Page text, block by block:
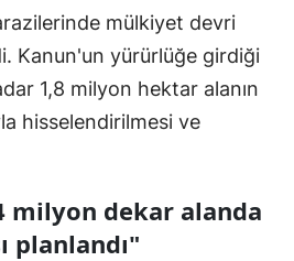
Tunceli
Şanlıurfa
Uşak
Zonguldak
mülkiyet devri
Kanun'un yürürlüğe girdiği
1,8 milyon hektar alanın
hisselendirilmesi ve
milyon dekar alanda
planlandı"